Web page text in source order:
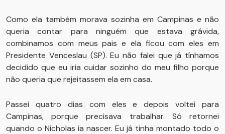
Como ela também morava sozinha em Campinas e não
queria contar para ninguém que estava grávida,
combinamos com meus pais e ela ficou com eles em
Presidente Venceslau (SP). Eu não falei que já tínhamos
decidido que eu iria cuidar sozinho do meu filho porque
não queria que rejeitassem ela em casa.
Passei quatro dias com eles e depois voltei para
Campinas, porque precisava trabalhar. Só retornei
quando o Nicholas ia nascer. Eu já tinha montado todo o